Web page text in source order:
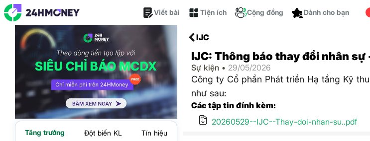
Viết bài Tiện ích Cộng đồng Dành cho bạn
Tăng trưởng Đột biến KL Tín hiệu
IJC
IJC: Thông báo thay đổi nhân sự
Sự kiện • 29/05/2026
Công ty Cổ phần Phát triển Hạ tầng Kỹ
như sau:
Các tập tin đính kèm:
20260529--IJC--Thay-doi-nhan-su..pdf